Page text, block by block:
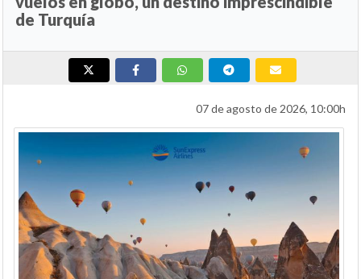
de Turquía
07 de agosto de 2026, 10:00h